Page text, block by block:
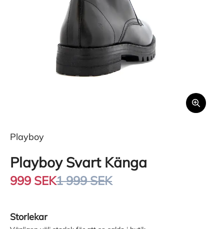
Playboy
Playboy Svart Känga
999 SEK1 999 SEK
Storlekar